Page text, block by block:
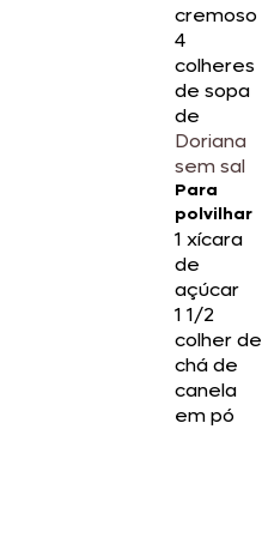
cremoso
4
colheres
de sopa
de
Doriana
sem sal
Para
polvilhar
1 xícara
de
açúcar
1 1/2
colher de
chá de
canela
em pó